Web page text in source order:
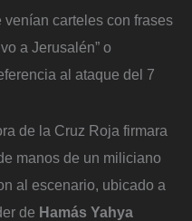
venían carteles con frases
a Jerusalén” o
al ataque del 7
de la Cruz Roja firmara
manos de un miliciano
al escenario, ubicado a
de Hamás Yahya